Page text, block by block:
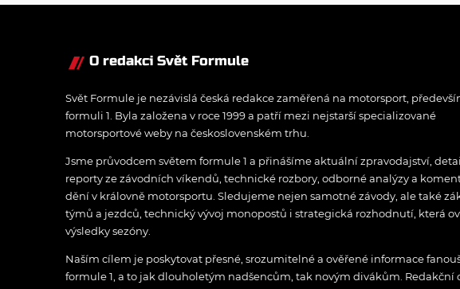
O redakci Svět Formule
Svět Formule je nezávislá česká redakce zaměřená na motorsport,
formuli 1. Byla založena v roce 1999 a patří mezi nejstarší specializované
motorsportové weby na československém trhu.
Jsme průvodcem světem formule 1 a přinášíme aktuální zpravodajství,
reporty ze závodních víkendů, technické rozbory, odborné analýzy a
dění v královně motorsportu. Sledujeme nejen samotné závody, ale také
týmů a jezdců, technický vývoj monopostů i strategická rozhodnutí, která
výsledky sezóny.
Naším cílem je poskytovat přesné, srozumitelné a ověřené informace
formule 1, a to jak dlouholetým nadšencům, tak novým divákům. Redakční